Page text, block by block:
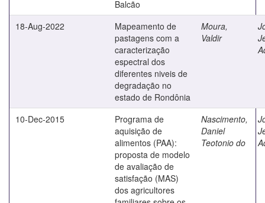
Balcão
18-Aug-2022
Mapeamento de
pastagens com a
caracterização
espectral dos
diferentes niveis de
degradação no
estado de Rondônia
Moura,
Valdir
10-Dec-2015
Programa de
aquisição de
alimentos (PAA):
proposta de modelo
de avaliação de
satisfação (MAS)
dos agricultores
Nascimento,
Daniel
Teotonio do